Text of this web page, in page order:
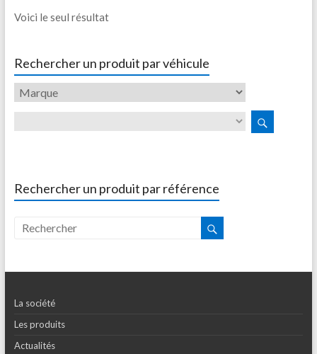
Voici le seul résultat
Rechercher un produit par véhicule
Rechercher un produit par référence
La société
Les produits
Actualités